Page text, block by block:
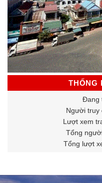
THỐNG
Đang
Người truy
Lượt xem
Tổng
Tổng lượt